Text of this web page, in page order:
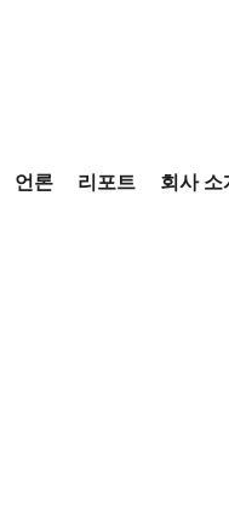
언론 리포트 회사 소